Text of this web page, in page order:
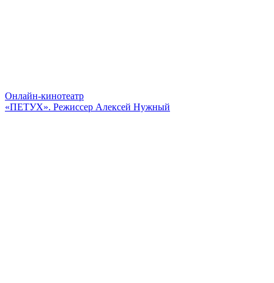
Онлайн-кинотеатр
«ПЕТУХ». Режиссер Алексей Нужный